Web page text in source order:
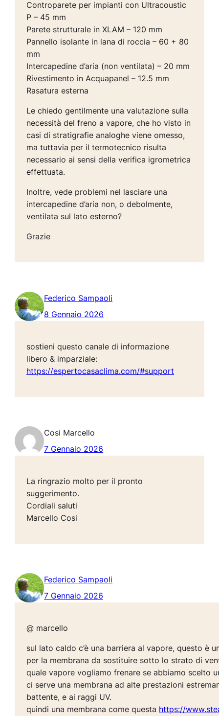
Controparete per impianti con Ultracoustic
P – 45 mm
Parete strutturale in XLAM – 120 mm
Pannello isolante in lana di roccia – 60 + 80
mm
Intercapedine d’aria (non ventilata) – 20 mm
Rivestimento in Acquapanel – 12.5 mm
Rasatura esterna
Le chiedo gentilmente una valutazione sulla
necessità del freno a vapore, che ho visto in
casi di stratigrafie analoghe viene omesso,
ma tuttavia per il termotecnico risulta
necessario ai sensi della verifica igrometrica
effettuata.
Inoltre, vede problemi nel lasciare una
intercapedine d’aria non, o debolmente,
ventilata sul lato esterno?
Grazie
Federico Sampaoli
8 Gennaio 2026
sostieni questo canale di informazione
libero & imparziale:
https://espertocasaclima.com/#support
Cosi Marcello
7 Gennaio 2026
La ringrazio molto per il pronto
suggerimento.
Cordiali saluti
Marcello Cosi
Federico Sampaoli
7 Gennaio 2026
@ marcello
sul lato caldo c’è una barriera al vapore, questo è
per la membrana da sostituire sotto lo strato di
quale vapore vogliamo frenare se abbiamo scelto
ci serve una membrana ad alte prestazioni
battente, e ai raggi UV.
quindi una membrana come questa https://